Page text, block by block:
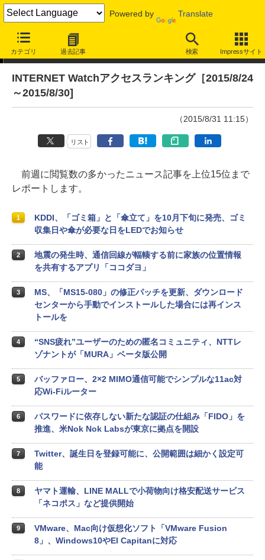
Powered by Translate
カテゴリ 過去記事 検索 Impressサイト
アクセスランキング
INTERNET Watchアクセスランキング［2015/8/24
～2015/8/30]
（2015/8/31 11:15）
リスト
前週に閲覧数の多かったニュース記事を上位15位まで
レポートします。
1
KDDI、「ゴミ箱」と「傘立て」を10月下旬に発売、ゴミ
収集日や傘が必要な日をLEDでお知らせ
2
地震の発生時、通信回線が輻輳する前に家族の位置情報
を共有するアプリ「ココダヨ」
3
MS、「MS15-080」の修正パッチを更新、ダウンロード
センターから手動でインストールした場合には再インス
トールを
4
“SNS疲れ”ユーザーのための匿名コミュニティ、NTTレ
ゾナントが「MURA」ベータ版公開
5
バッファロー、2×2 MIMO通信可能でシンプルな11ac対
応Wi-Fiルーター
6
パスワードに依存しない新たな認証の仕組み「FIDO」を
推進、米Nok Nok Labsが東京に拠点を開設
7
Twitter、誕生日を登録可能に、公開範囲は細かく設定可
能
8
ヤマト運輸、LINE MALLで小荷物向け格安配送サービス
「ネコポス」など提供開始
9
VMware、Mac向け仮想化ソフト「VMware Fusion
8」、Windows10やEl Capitanに対応